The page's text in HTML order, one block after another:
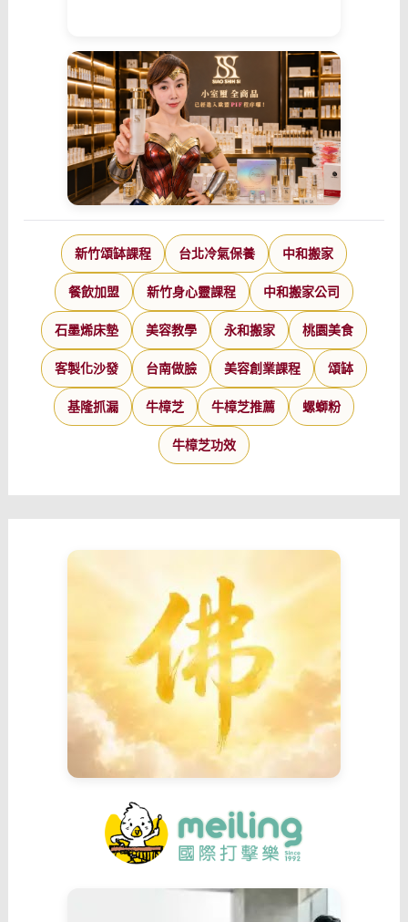
新竹頌缽課程 台北冷氣保養 中和搬家
餐飲加盟 新竹身心靈課程 中和搬家公司
石墨烯床墊 美容教學 永和搬家 桃園美食
客製化沙發 台南做臉 美容創業課程 頌缽
基隆抓漏 牛樟芝 牛樟芝推薦 螺螄粉
牛樟芝功效